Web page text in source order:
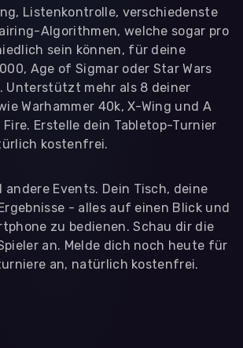
Listenkontrolle, verschiedenste
Algorithmen, welche sogar pro
sein können, für deine
Age of Sigmar oder Star Wars
Unterstützt mehr als 8 deiner
Warhammer 40k, X-Wing und A
Erstelle dein Tabletop-Turnier
kostenfrei.
andere Events. Dein Tisch, deine
- alles auf einen Blick und
zu bedienen. Schau dir die
an. Melde dich noch heute für
an, natürlich kostenfrei.